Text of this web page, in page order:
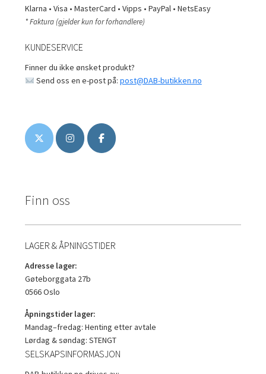
Klarna • Visa • MasterCard • Vipps • PayPal • NetsEasy
* Faktura (gjelder kun for forhandlere)
KUNDESERVICE
Finner du ikke ønsket produkt?
Send oss en e-post på: post@DAB-butikken.no
Finn oss
LAGER & ÅPNINGSTIDER
Adresse lager:
Gøteborggata 27b
0566 Oslo
Åpningstider lager:
Mandag–fredag: Henting etter avtale
Lørdag & søndag: STENGT
SELSKAPSINFORMASJON